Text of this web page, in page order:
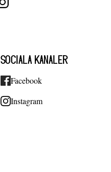
SOCIALA KANALER
Facebook
Instagram